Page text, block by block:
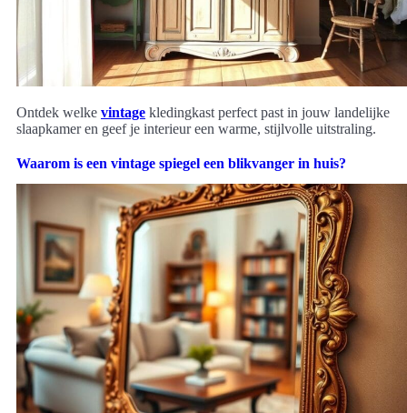
Ontdek welke vintage kledingkast perfect past in jouw landelijke
slaapkamer en geef je interieur een warme, stijlvolle uitstraling.
Waarom is een vintage spiegel een blikvanger in huis?